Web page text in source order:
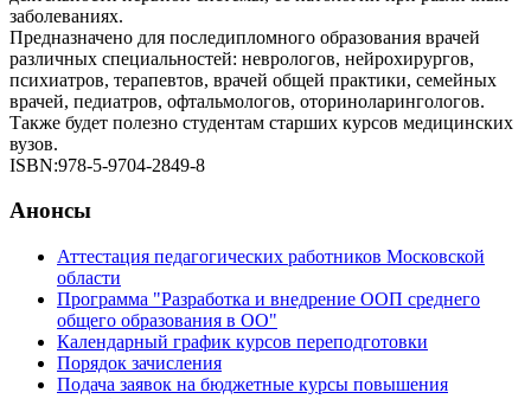
заболеваниях.
Предназначено для последипломного образования врачей
различных специальностей: неврологов, нейрохирургов,
психиатров, терапевтов, врачей общей практики, семейных
врачей, педиатров, офтальмологов, оториноларингологов.
Также будет полезно студентам старших курсов медицинских
вузов.
ISBN:978-5-9704-2849-8
Анонсы
Аттестация педагогических работников Московской
области
Программа "Разработка и внедрение ООП среднего
общего образования в ОО"
Календарный график курсов переподготовки
Порядок зачисления
Подача заявок на бюджетные курсы повышения